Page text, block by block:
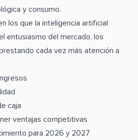
y consumo.
los que la inteligencia artificial
entusiasmo del mercado, los
cada vez más atención a
caja
ventajas competitivas
para 2026 y 2027